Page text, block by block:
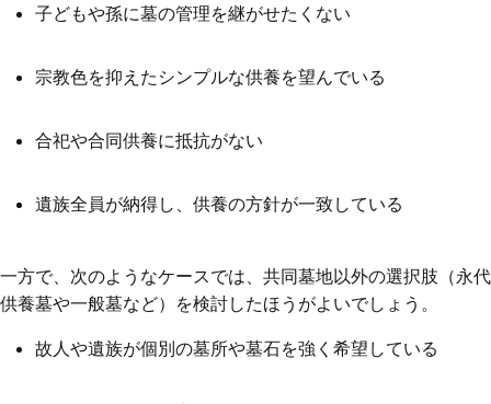
子どもや孫に墓の管理を継がせたくない
宗教色を抑えたシンプルな供養を望んでいる
合祀や合同供養に抵抗がない
遺族全員が納得し、供養の方針が一致している
一方で、次のようなケースでは、共同墓地以外の選択肢（永代
供養墓や一般墓など）を検討したほうがよいでしょう。
故人や遺族が個別の墓所や墓石を強く希望している